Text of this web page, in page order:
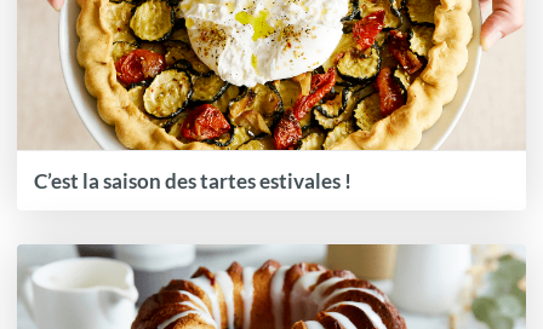
C’est la saison des tartes estivales !